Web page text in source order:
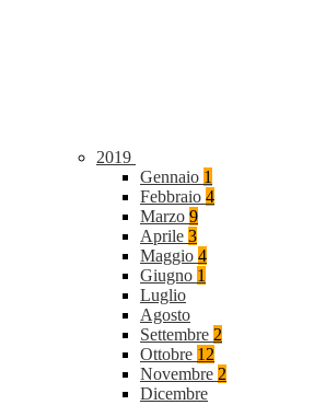
2019
Gennaio 1
Febbraio 4
Marzo 9
Aprile 3
Maggio 4
Giugno 1
Luglio
Agosto
Settembre 2
Ottobre 12
Novembre 2
Dicembre